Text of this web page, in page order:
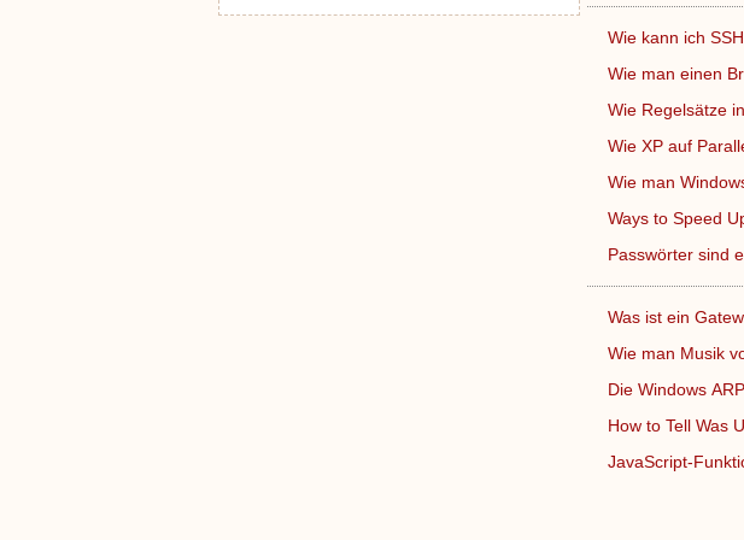
Wie kann ich
Wie man einen
Wie Regelsätze
Wie XP auf
Wie man
Ways to Speed
Passwörter sind
Was ist ein
Wie man Musik
Die Windows
How to Tell Was
JavaScript-